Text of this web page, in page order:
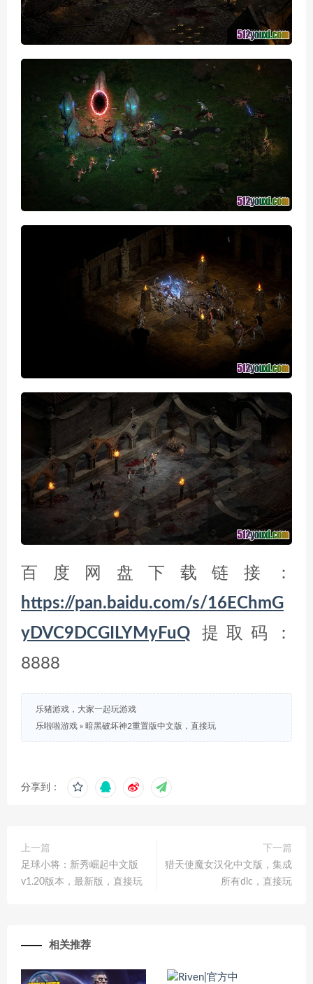
百度网盘下载链接：
https://pan.baidu.com/s/16EChmG
yDVC9DCGILYMyFuQ
提取码：
8888
乐猪游戏，大家一起玩游戏
乐啦啦游戏 » 暗黑破坏神2重置版中文版，直接玩
分享到：
上一篇
足球小将：新秀崛起中文版
v1.20版本，最新版，直接玩
下一篇
猎天使魔女汉化中文版，集成
所有dlc，直接玩
相关推荐